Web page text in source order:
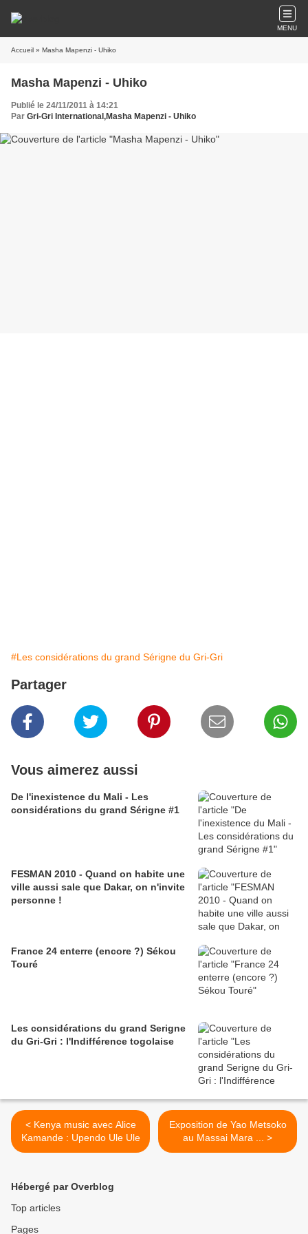
MENU
Accueil » Masha Mapenzi - Uhiko
Masha Mapenzi - Uhiko
Publié le 24/11/2011 à 14:21
Par Gri-Gri International,Masha Mapenzi - Uhiko
#Les considérations du grand Sérigne du Gri-Gri
Partager
Vous aimerez aussi
De l'inexistence du Mali - Les
considérations du grand Sérigne #1
FESMAN 2010 - Quand on habite une
ville aussi sale que Dakar, on n'invite
personne !
France 24 enterre (encore ?) Sékou
Touré
Les considérations du grand Serigne
du Gri-Gri : l'Indifférence togolaise
< Kenya music avec Alice
Kamande : Upendo Ule Ule
Exposition de Yao Metsoko
au Massai Mara ... >
Hébergé par Overblog
Top articles
Pages